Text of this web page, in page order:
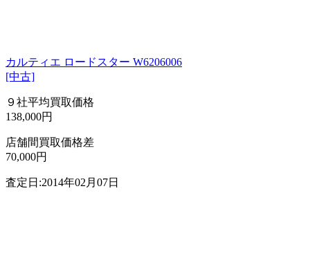
カルティエ ロードスター W6206006
[中古]
９社平均買取価格
138,000円
店舗間買取価格差
70,000円
査定日:2014年02月07日